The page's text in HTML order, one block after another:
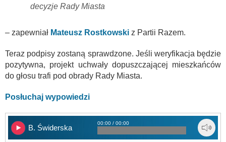
decyzje Rady Miasta
– zapewniał Mateusz Rostkowski z Partii Razem.
Teraz podpisy zostaną sprawdzone. Jeśli weryfikacja będzie
pozytywna, projekt uchwały dopuszczającej mieszkańców
do głosu trafi pod obrady Rady Miasta.
Posłuchaj wypowiedzi
B. Świderska
00:00 / 00:00